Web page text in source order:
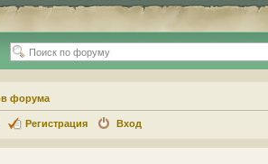
форума
Регистрация Вход